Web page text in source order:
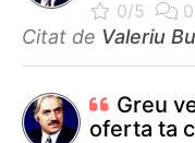
Citat de Valeriu
Greu
oferta ta